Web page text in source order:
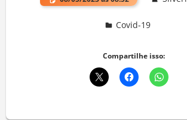
Covid-19
Compartilhe isso: